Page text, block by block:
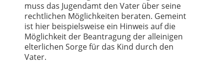
muss das Jugendamt den Vater über seine
rechtlichen Möglichkeiten beraten. Gemeint
ist hier beispielsweise ein Hinweis auf die
Möglichkeit der Beantragung der alleinigen
elterlichen Sorge für das Kind durch den
Vater.